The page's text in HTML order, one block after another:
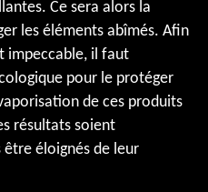
Ce sera alors la
les éléments abîmés. Afin
impeccable, il faut
pour le protéger
de ces produits
résultats soient
être éloignés de leur